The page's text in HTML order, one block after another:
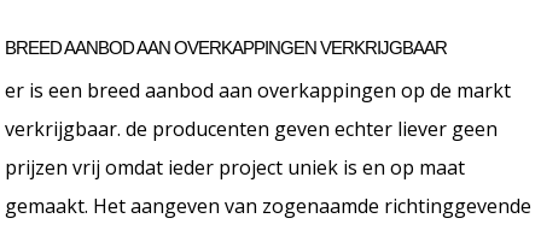
BREED AANBOD AAN OVERKAPPINGEN VERKRIJGBAAR
er is een breed aanbod aan overkappingen op de markt
verkrijgbaar. de producenten geven echter liever geen
prijzen vrij omdat ieder project uniek is en op maat
gemaakt. Het aangeven van zogenaamde richtinggevende